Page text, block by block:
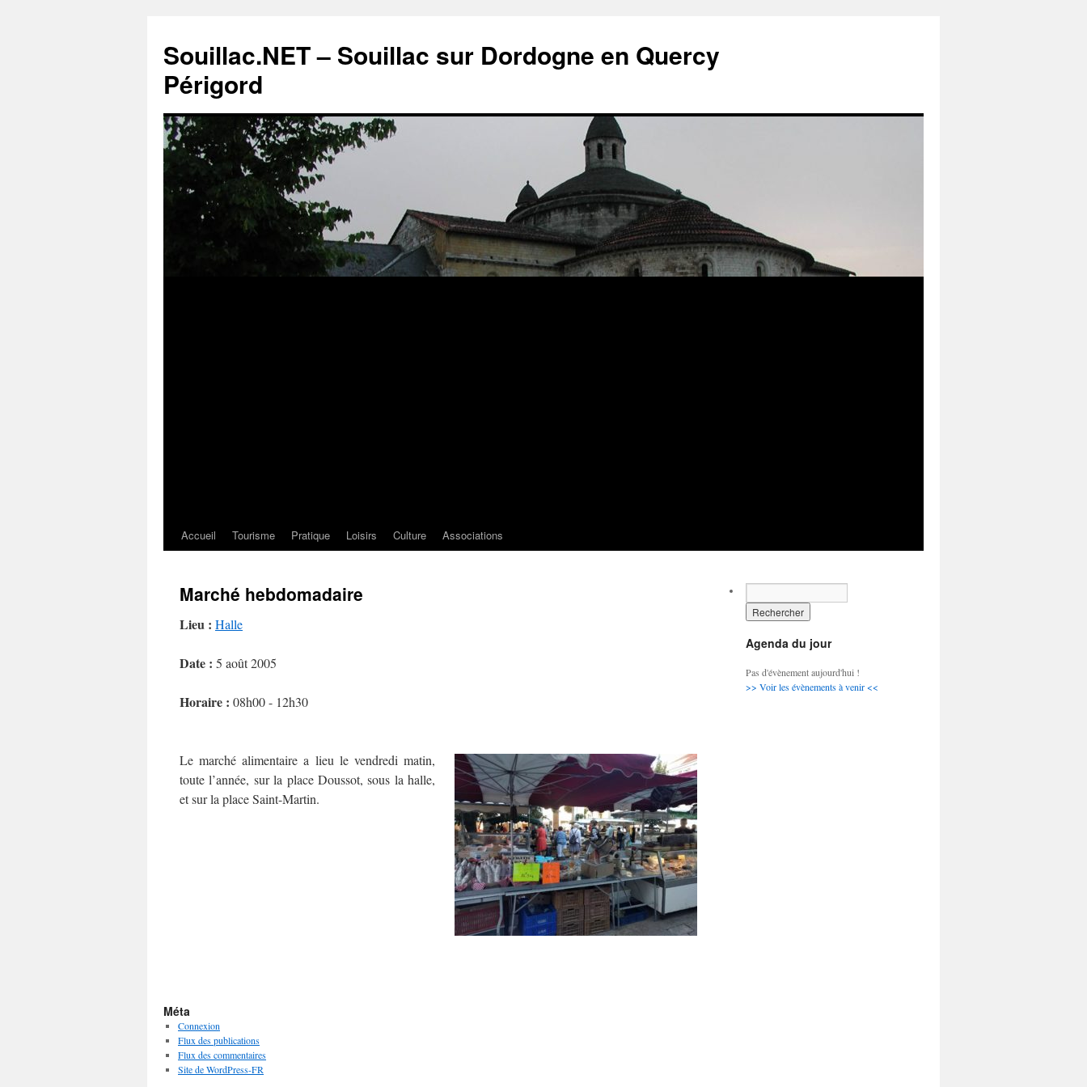
Souillac.NET – Souillac sur Dordogne en Quercy
Périgord
Accueil Tourisme Pratique Loisirs Culture Associations
Marché hebdomadaire
Lieu : Halle
Date : 5 août 2005
Horaire : 08h00 - 12h30
Le marché alimentaire a lieu le vendredi matin,
toute l’année, sur la place Doussot, sous la halle,
et sur la place Saint-Martin.
Agenda du jour
Pas d'évènement aujourd'hui !
>> Voir les évènements à venir <<
Méta
Connexion
Flux des publications
Flux des commentaires
Site de WordPress-FR